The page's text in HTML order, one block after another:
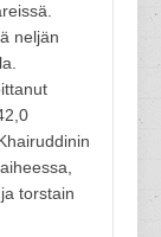
neljän
torstain